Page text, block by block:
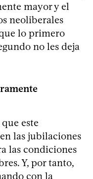
mayor y el
neoliberales
lo primero
no les deja
este
las jubilaciones
las condiciones
Y, por tanto,
con la